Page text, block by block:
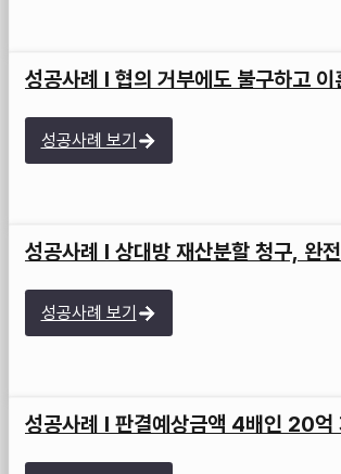
성공사례 I 협의 거부에도 불구하고 이
성공사례 보기
성공사례 I 상대방 재산분할 청구, 완
성공사례 보기
성공사례 I 판결예상금액 4배인 20억